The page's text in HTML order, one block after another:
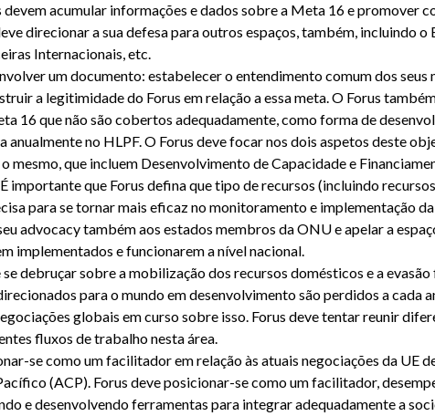
acumular informações e dados sobre a Meta 16 e promover
direcionar a sua defesa para outros espaços, também, incluindo o
Internacionais, etc.
um documento: estabelecer o entendimento comum dos
a legitimidade do Forus em relação a essa meta. O Forus
16 que não são cobertos adequadamente, como forma de
anualmente no HLPF. O Forus deve focar nos dois aspetos deste
mesmo, que incluem Desenvolvimento de Capacidade e
importante que Forus defina que tipo de recursos (incluindo
para se tornar mais eficaz no monitoramento e implementação
advocacy também aos estados membros da ONU e apelar a
implementados e funcionarem a nível nacional.
debruçar sobre a mobilização dos recursos domésticos e a
para o mundo em desenvolvimento são perdidos a cada
globais em curso sobre isso. Forus deve tentar reunir
fluxos de trabalho nesta área.
se como um facilitador em relação às atuais negociações da UE
(ACP). Forus deve posicionar-se como um facilitador,
e desenvolvendo ferramentas para integrar adequadamente a